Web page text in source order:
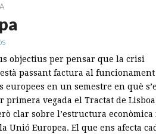
objectius per pensar que la crisi
passant factura al funcionament
en un semestre en què
primera vegada el Tractat de
clar sobre l’estructura econòmica
Unió Europea. El que ens afecta